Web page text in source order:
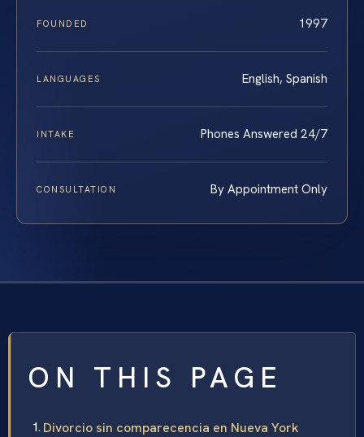
FOUNDED 1997
LANGUAGES English, Spanish
INTAKE Phones Answered 24/7
CONSULTATION By Appointment Only
ON THIS PAGE
Divorcio sin comparecencia en Nueva York